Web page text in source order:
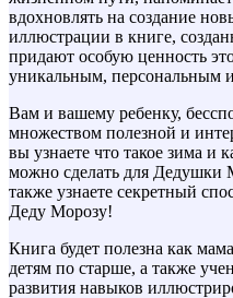
вдохновлять на создание
иллюстрации в книге,
придают особую ценность
уникальным, персональным
Вам и вашему ребенку,
множеством полезной и
вы узнаете что такое зима и
можно сделать для Дедушки
также узнаете секретный
Деду Морозу!
Книга будет полезна как
детям по старше, а также
развития навыков